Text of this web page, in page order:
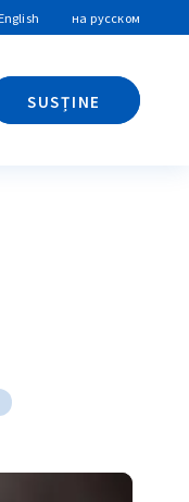
на русском
SUSȚINE
Caută